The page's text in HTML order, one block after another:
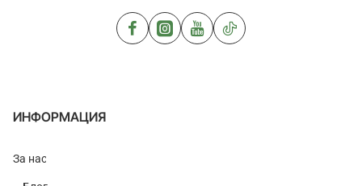
ИНФОРМАЦИЯ
За нас